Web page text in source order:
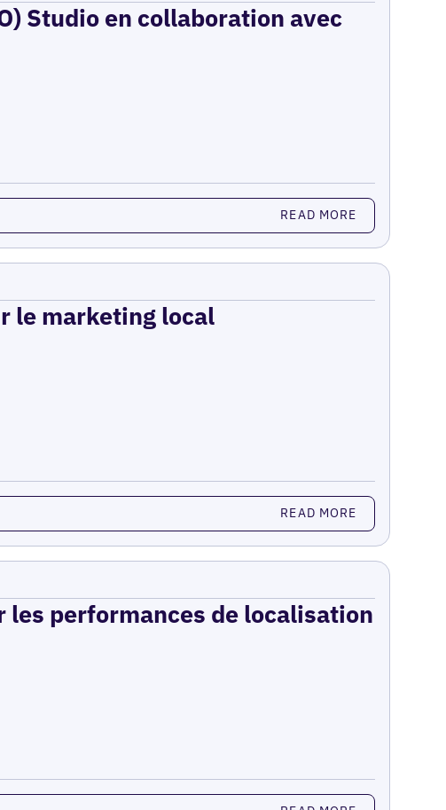
Studio en collaboration avec
READ MORE
le marketing local
READ MORE
performances de localisation